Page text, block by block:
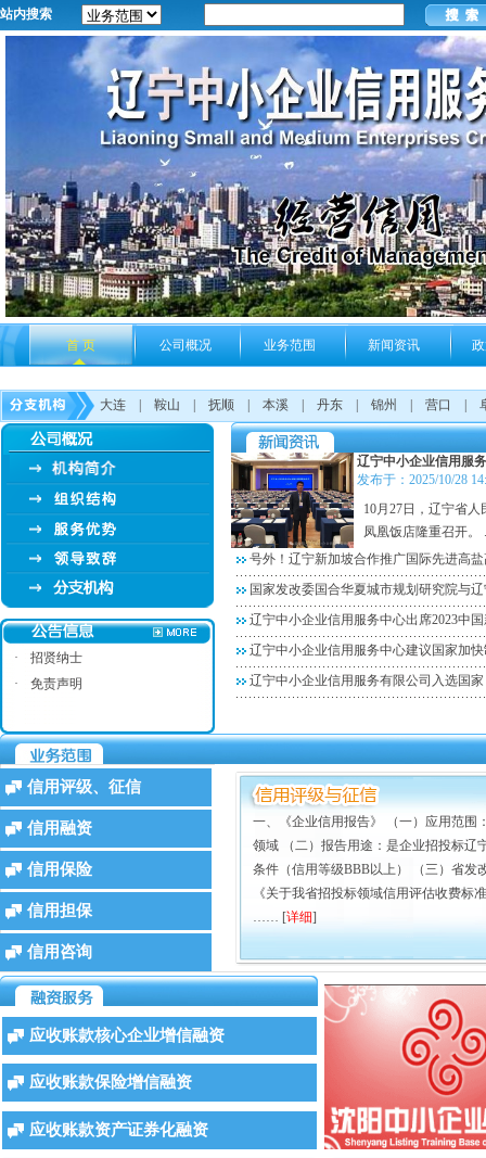
站内搜索
首 页 公司概况 业务范围 新闻资讯
大连 鞍山 抚顺 本溪 丹东 锦州 营口
·
招贤纳士
·
免责声明
辽宁中小企业信用服
发布于：2025/10/28
10月27日，辽宁省
凤凰饭店隆重召开。
号外！辽宁新加坡合作推广国际先进高
国家发改委国合华夏城市规划研究院与
辽宁中小企业信用服务中心出席2023中
辽宁中小企业信用服务中心建议国家加
辽宁中小企业信用服务有限公司入选国
信用评级、征信
信用融资
信用保险
信用担保
信用咨询
一、《企业信用报告》 （一）应用范围
领域 （二）报告用途：是企业招投标辽
条件（信用等级BBB以上） （三）省发
《关于我省招投标领域信用评估收费标
…… [详细]
应收账款核心企业增信融资
应收账款保险增信融资
应收账款资产证券化融资
·食品行业，某生产豆制品的民营企业
食品行业，生产豆制品的民营企业，销售规模为
4000万人民币。客户群为食
·某国内生产电子配件和半成品的企业
某国内生产电子配件和半成品的企业，公司规模三
亿人民币，现有客户30家（